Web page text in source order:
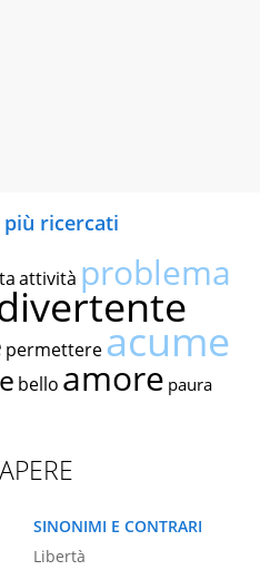
ricercati
attività problema
permettereacume
bello amore paura
SINONIMI E CONTRARI
Libertà